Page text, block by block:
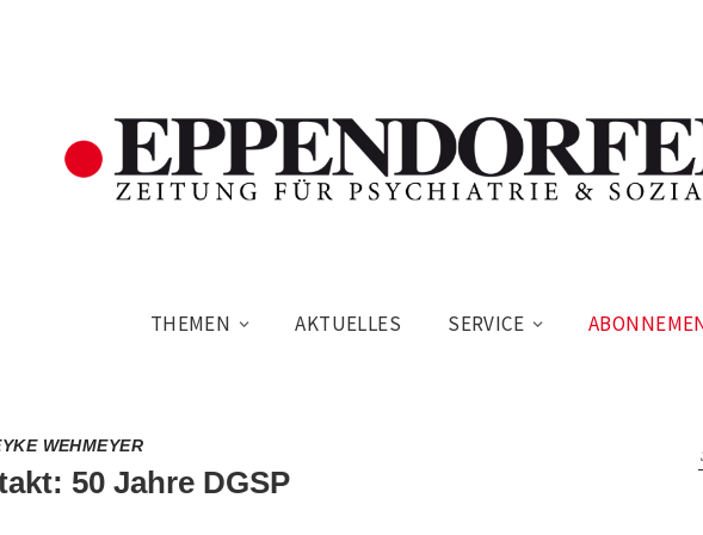
THEMEN AKTUELLES SERVICE
WEHMEYER
50 Jahre DGSP